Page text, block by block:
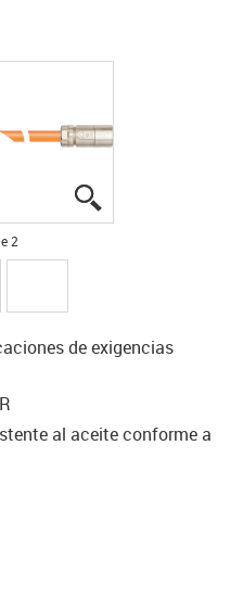
2
de exigencias
al aceite conforme a